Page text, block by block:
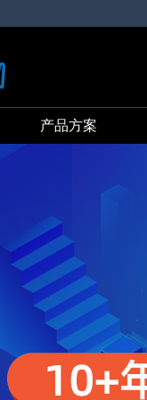
产品方案